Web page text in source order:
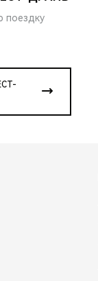
поездку